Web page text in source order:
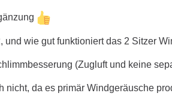
und wie gut funktioniert das 2 Sitzer
(Zugluft und keine
nicht, da es primär Windgeräusche